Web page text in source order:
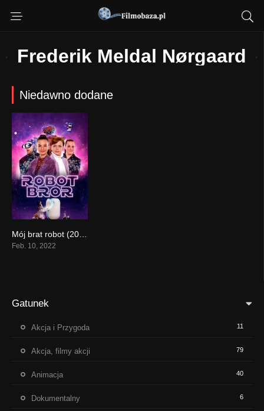
Frederik Meldal Nørgaard
Niedawno dodane
0
Feb. 10, 2022
Gatunek
Akcja i Przygoda 11
Akcja, filmy akcji 79
Animacja 40
Dokumentalny 6